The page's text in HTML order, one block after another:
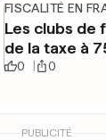
FISCALITÉ EN
Les clubs de
de la taxe à
0 0
PUBLICITÉ